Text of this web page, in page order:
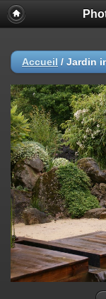
Accueil / Jardin